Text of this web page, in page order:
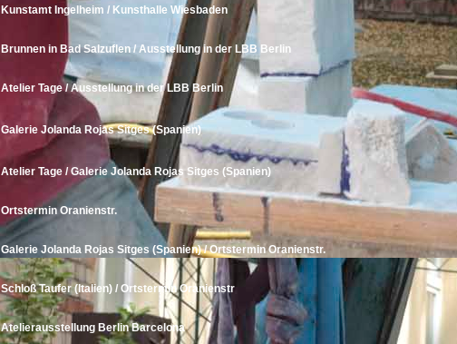
Kunstamt Ingelheim / Kunsthalle Wiesbaden
Brunnen in Bad Salzuflen / Ausstellung in der LBB Berlin
Atelier Tage / Ausstellung in derLBBBerlin
Galerie Jolanda RojasSitges (Spanien)
Atelier Tage / Galerie Jolanda Rojas Sitges (Spanien)
Ortstermin Oranienstr.
Galerie Jolanda Rojas Sitges (Spanien) / Ortstermin Oranienstr.
Schloß Taufer (Italien) / Ortstermin Oranienstr
Atelierausstellung Berlin Barcelona